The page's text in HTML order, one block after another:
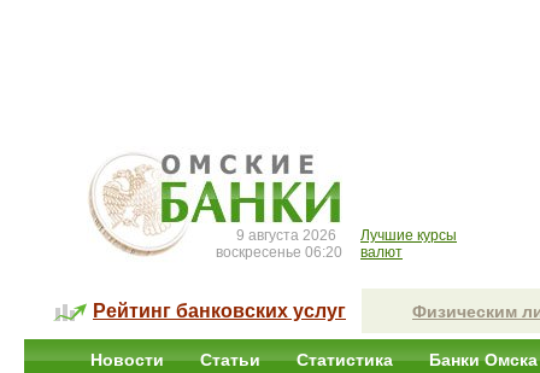
9 августа 2026
воскресенье 06:20
Лучшие курсы
валют
Рейтинг банковских услуг Физическим
Новости Статьи Статистика Банки Омска